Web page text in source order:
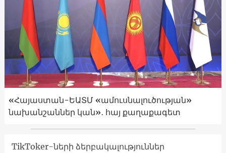
«Հայաստան-ԵԱՏՄ «ամուսնալուծության»
նախանշաններ կան»․ հայ քաղաքագետ
TikToker-ների ձերբակալություններ